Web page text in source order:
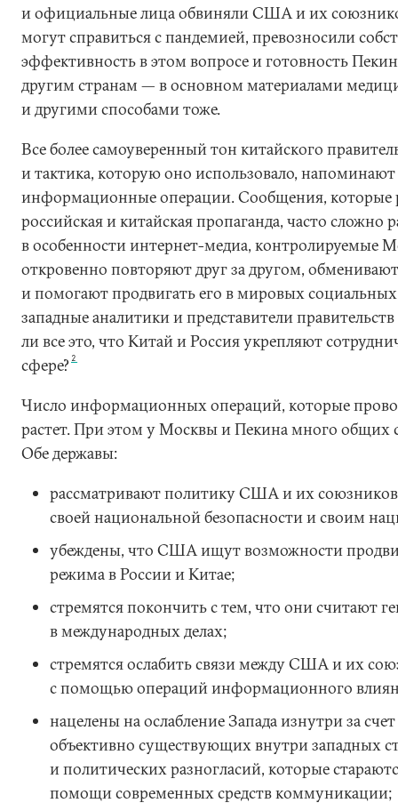
и официальные лица обвиняли США и их
могут справиться с пандемией, превозносили
эффективность в этом вопросе и готовность
другим странам — в основном материалами
и другими способами тоже.
Все более самоуверенный тон китайского
и тактика, которую оно использовало,
информационные операции. Сообщения, которые
российская и китайская пропаганда, часто сложно
в особенности интернет-медиа, контролируемые
откровенно повторяют друг за другом,
и помогают продвигать его в мировых
западные аналитики и представители
ли все это, что Китай и Россия укрепляют
сфере? 2
Число информационных операций, которые
растет. При этом у Москвы и Пекина много общих
Обе державы:
рассматривают политику США и их союзников
своей национальной безопасности и своим
убеждены, что США ищут возможности
режима в России и Китае;
стремятся покончить с тем, что они считают
в международных делах;
стремятся ослабить связи между США и их
с помощью операций информационного
нацелены на ослабление Запада изнутри за
объективно существующих внутри западных
и политических разногласий, которые
помощи современных средств коммуникации;